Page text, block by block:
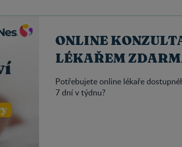
ONLINE
LÉKAŘEM
Potřebujete online lékaře
7 dní v týdnu?